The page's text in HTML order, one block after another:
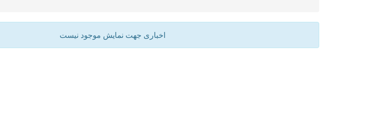
اخباری جهت نمایش موجود نیست